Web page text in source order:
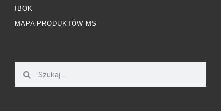
IBOK
MAPA PRODUKTÓW MS